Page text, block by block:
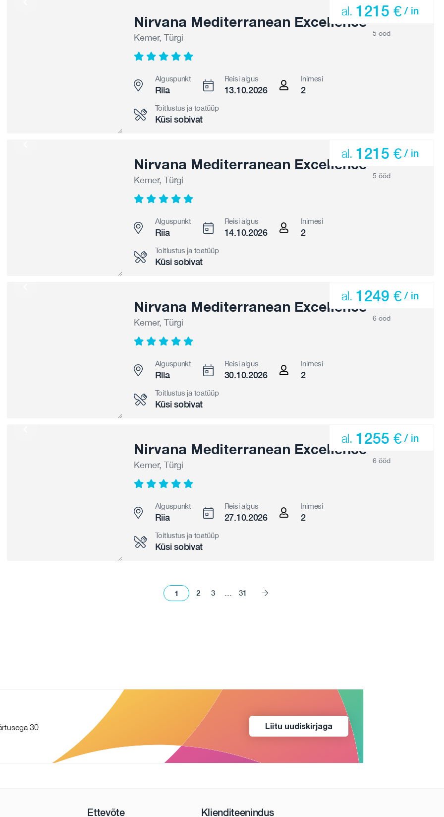
Nirvana Mediterranean Excellence
Kemer, Türgi
al. 1215 € / in
5 ööd
Alguspunkt
Riia
Reisi algus
13.10.2026
Inimesi
2
Toitlustus ja toatüüp
Küsi sobivat
Nirvana Mediterranean Excellence
Kemer, Türgi
al. 1215 € / in
5 ööd
Alguspunkt
Riia
Reisi algus
14.10.2026
Inimesi
2
Toitlustus ja toatüüp
Küsi sobivat
Nirvana Mediterranean Excellence
Kemer, Türgi
al. 1249 € / in
6 ööd
Alguspunkt
Riia
Reisi algus
30.10.2026
Inimesi
2
Toitlustus ja toatüüp
Küsi sobivat
Nirvana Mediterranean Excellence
Kemer, Türgi
al. 1255 € / in
6 ööd
Alguspunkt
Riia
Reisi algus
27.10.2026
Inimesi
2
Toitlustus ja toatüüp
Küsi sobivat
1 2 3 31
30
Liitu uudiskirjaga
Ettevõte Klienditeenindus